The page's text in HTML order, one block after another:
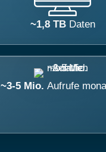
~1,8 TB Daten
~3-5 Mio. Aufrufe